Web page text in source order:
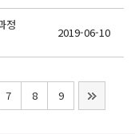
정
2019-06-10
7 8 9